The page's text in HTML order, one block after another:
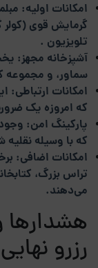
امکانات اولیه:
گرمایش قوی (کولر
تلویزیون .
آشپزخانه مجهز:
سماور، و مجموعه
امکانات
که امروزه یک
پارکینگ امن:
که با وسیله
امکانات اضافی:
تراس بزرگ،
می‌دهند.
هشدارها
رزرو نهایی